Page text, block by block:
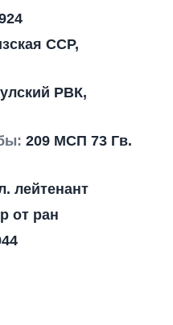
ССР,
РВК,
209 МСП 73 Гв.
лейтенант
от ран